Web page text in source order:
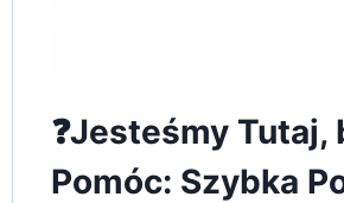
❓Jesteśmy Tutaj,
Pomóc: Szybka